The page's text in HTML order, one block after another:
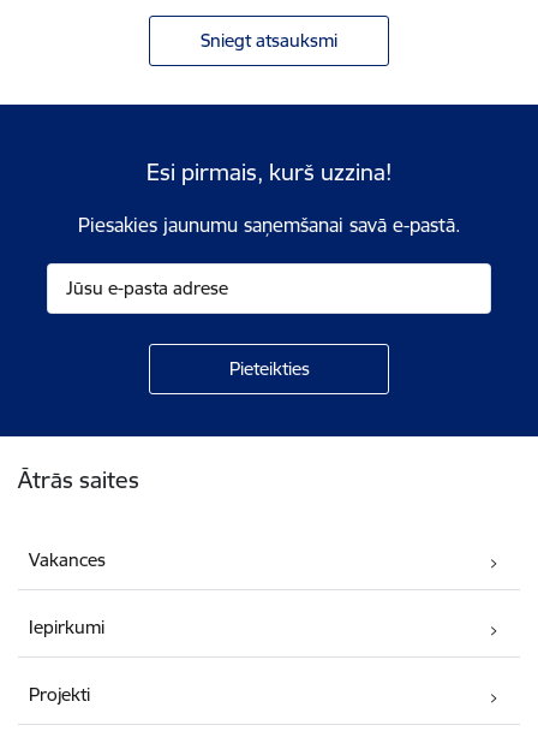
Sniegt atsauksmi
Esi pirmais, kurš uzzina!
Piesakies jaunumu saņemšanai savā e-pastā.
Ātrās saites
Vakances
Iepirkumi
Projekti